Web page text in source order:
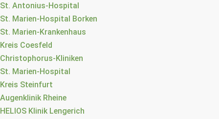
St. Antonius-Hospital
St. Marien-Hospital Borken
St. Marien-Krankenhaus
Kreis Coesfeld
Christophorus-Kliniken
St. Marien-Hospital
Kreis Steinfurt
Augenklinik Rheine
HELIOS Klinik Lengerich